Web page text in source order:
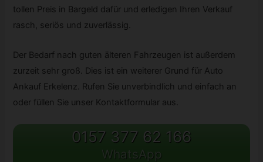
tollen Preis in Bargeld dafür und erledigen Ihren Verkauf
rasch, seriös und zuverlässig.
Der Bedarf nach guten älteren Fahrzeugen ist außerdem
zurzeit sehr groß. Dies ist ein weiterer Grund für Auto
Ankauf Erkelenz. Rufen Sie unverbindlich und einfach an
oder füllen Sie unser Kontaktformular aus.
0157 377 62 166
WhatsApp